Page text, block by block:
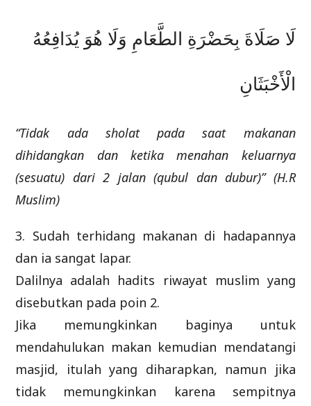
لَا صَلَاةَ بِحَضْرَةِ الطَّعَامِ وَلَا هُوَ يُدَافِعُهُ
الْأَخْبَثَانِ
“Tidak ada sholat pada saat makanan
dihidangkan dan ketika menahan keluarnya
(sesuatu) dari 2 jalan (qubul dan dubur)” (H.R
Muslim)
3. Sudah terhidang makanan di hadapannya
dan ia sangat lapar.
Dalilnya adalah hadits riwayat muslim yang
disebutkan pada poin 2.
Jika memungkinkan baginya untuk
mendahulukan makan kemudian mendatangi
masjid, itulah yang diharapkan, namun jika
tidak memungkinkan karena sempitnya